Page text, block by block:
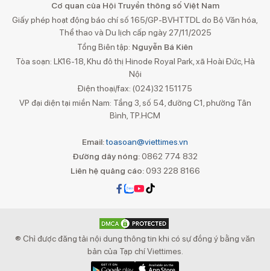
Cơ quan của Hội Truyền thông số Việt Nam
Giấy phép hoạt động báo chí số 165/GP-BVHTTDL do Bộ Văn hóa,
Thể thao và Du lịch cấp ngày 27/11/2025
Tổng Biên tập: Nguyễn Bá Kiên
Tòa soạn: LK16-18, Khu đô thị Hinode Royal Park, xã Hoài Đức, Hà
Nội
Điện thoại/fax: (024)32 151175
VP đại diện tại miền Nam: Tầng 3, số 54, đường C1, phường Tân
Bình, TP.HCM
Email:toasoan@viettimes.vn
Đường dây nóng: 0862 774 832
Liên hệ quảng cáo:093 228 8166
® Chỉ được đăng tải nội dung thông tin khi có sự đồng ý bằng văn
bản của Tạp chí Viettimes.